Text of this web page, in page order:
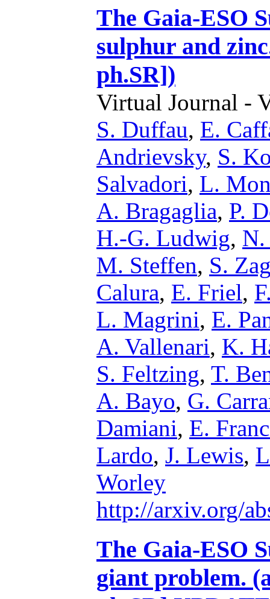
The Gaia-ESO
sulphur and
ph.SR])
Virtual Journal -
S. Duffau, E.
Andrievsky, S.
Salvadori, L.
A. Bragaglia, P.
H.-G. Ludwig,
M. Steffen, S.
Calura, E. Friel,
L. Magrini, E.
A. Vallenari, K.
S. Feltzing, T.
A. Bayo, G.
Damiani, E.
Lardo, J. Lewis,
Worley
http://arxiv.org/
The Gaia-ESO
giant problem.